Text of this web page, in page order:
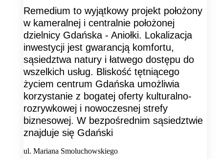
Remedium to wyjątkowy projekt położony
w kameralnej i centralnie położonej
dzielnicy Gdańska - Aniołki. Lokalizacja
inwestycji jest gwarancją komfortu,
sąsiedztwa natury i łatwego dostępu do
wszelkich usług. Bliskość tętniącego
życiem centrum Gdańska umożliwia
korzystanie z bogatej oferty kulturalno-
rozrywkowej i nowoczesnej strefy
biznesowej. W bezpośrednim sąsiedztwie
znajduje się Gdański
ul. Mariana Smoluchowskiego